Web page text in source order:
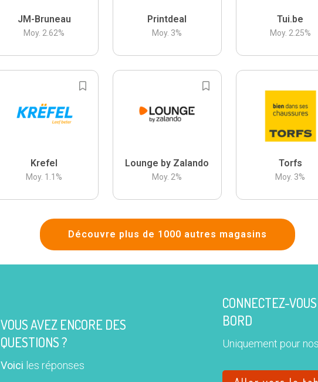
JM-Bruneau
Moy. 2.62%
Printdeal
Moy. 3%
Tui.be
Moy. 2.25%
Krefel
Moy. 1.1 %
Lounge by Zalando
Moy. 2%
Torfs
Moy. 3%
Découvre plus de 1000 autres magasins
VOUS AVEZ ENCORE DES
QUESTIONS ?
Voici les réponses
CONNECTEZ-
BORD
Uniquement pour